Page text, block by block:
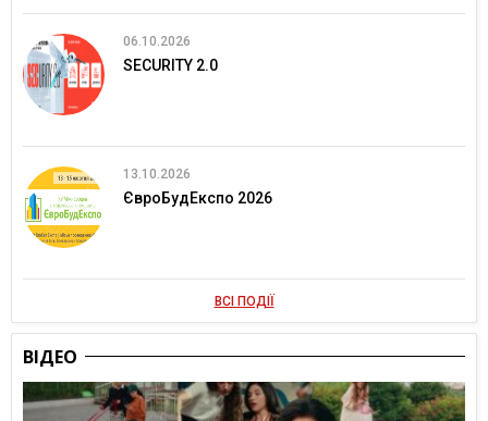
06.10.2026
SECURITY 2.0
13.10.2026
ЄвроБудЕкспо 2026
ВСІ ПОДІЇ
ВІДЕО